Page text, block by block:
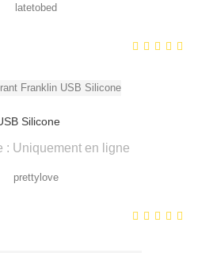
latetobed
Silicone
: Uniquement en ligne
prettylove